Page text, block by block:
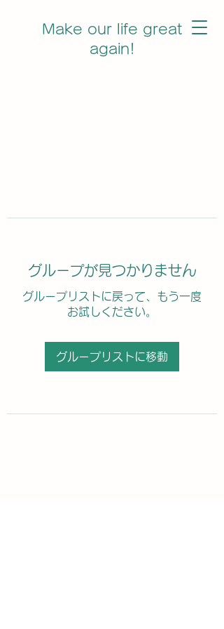
Make our life great
again!
グループが見つかりません
グループリストに戻って、もう一度
お試しください。
グループリストに移動